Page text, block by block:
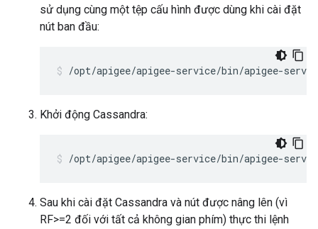
sử dụng cùng một tệp cấu hình được dùng khi cài đặt
nút ban đầu:
/opt/apigee/apigee-service/bin/apigee-
Khởi động Cassandra:
/opt/apigee/apigee-service/bin/apigee-
Sau khi cài đặt Cassandra và nút được nâng lên (vì
RF>=2 đối với tất cả không gian phím) thực thi lệnh